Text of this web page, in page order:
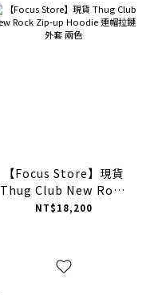
【Focus Store】現貨
Thug Club New Rock
Zip-up Hoodie 連帽拉
NT$18,200